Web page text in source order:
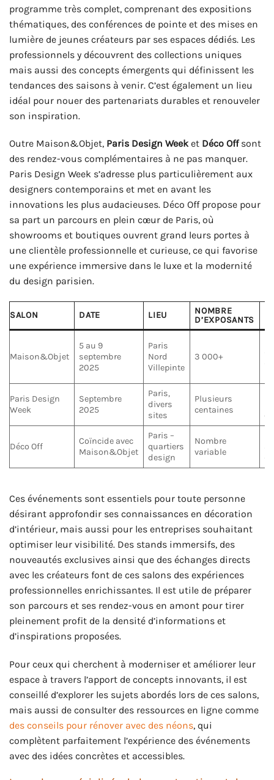
programme très complet, comprenant des expositions
thématiques, des conférences de pointe et des mises en
lumière de jeunes créateurs par ses espaces dédiés. Les
professionnels y découvrent des collections uniques
mais aussi des concepts émergents qui définissent les
tendances des saisons à venir. C’est également un lieu
idéal pour nouer des partenariats durables et renouveler
son inspiration.
Outre Maison&Objet, Paris Design Weeket Déco Offsont
des rendez-vous complémentaires à ne pas manquer.
Paris Design Week s’adresse plus particulièrement aux
designers contemporains et met en avant les
innovations les plus audacieuses. Déco Off propose pour
sa part un parcours en plein cœur de Paris, où
showrooms et boutiques ouvrent grand leurs portes à
une clientèle professionnelle et curieuse, ce qui favorise
une expérience immersive dans le luxe et la modernité
du design parisien.
SALON DATE LIEU
NOMBRE
D’EXPOSANTS
Maison&Objet
5 au 9
septembre
2025
Paris
Nord
Villepinte
3 000+
Paris Design
Week
Septembre
2025
Paris,
divers
sites
Plusieurs
centaines
Déco Off
Coïncide avec
Maison&Objet
Paris –
quartiers
design
Nombre
variable
Ces événements sont essentiels pour toute personne
désirant approfondir ses connaissances en décoration
d’intérieur, mais aussi pour les entreprises souhaitant
optimiser leur visibilité. Des stands immersifs, des
nouveautés exclusives ainsi que des échanges directs
avec les créateurs font de ces salons des expériences
professionnelles enrichissantes. Il est utile de préparer
son parcours et ses rendez-vous en amont pour tirer
pleinement profit de la densité d’informations et
d’inspirations proposées.
Pour ceux qui cherchent à moderniser et améliorer leur
espace à travers l’apport de concepts innovants, il est
conseillé d’explorer les sujets abordés lors de ces salons,
mais aussi de consulter des ressources en ligne comme
des conseils pour rénover avec des néons, qui
complètent parfaitement l’expérience des événements
avec des idées concrètes et accessibles.